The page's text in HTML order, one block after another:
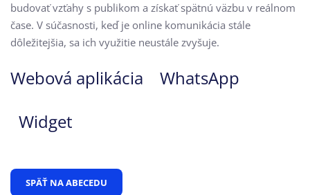
budovať vzťahy s publikom a získať spätnú väzbu v reálnom
čase. V súčasnosti, keď je online komunikácia stále
dôležitejšia, sa ich využitie neustále zvyšuje.
Webová aplikácia
WhatsApp
Widget
SPÄŤ NA ABECEDU